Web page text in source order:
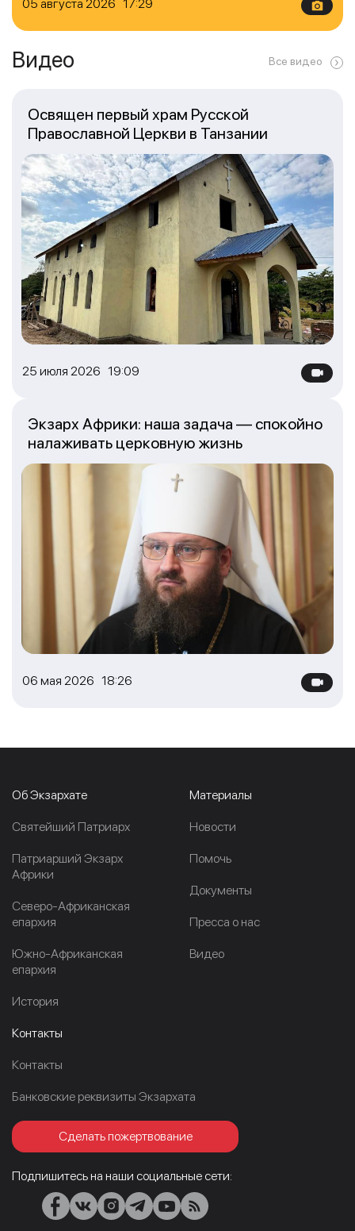
05 августа 2026 17:29
Видео Все видео
25 июля 2026 19:09
Освящен первый храм Русской
Православной Церкви в Танзании
06 мая 2026 18:26
Экзарх Африки: наша задача — спокойно
налаживать церковную жизнь
Об Экзархате
Cвятейший Патриарх
Патриарший Экзарх
Африки
Северо-Африканская
епархия
Южно-Африканская
епархия
История
Материалы
Новости
Помочь
Документы
Пресса о нас
Видео
Контакты
Контакты
Банковские реквизиты Экзархата
Сделать пожертвование
Подпишитесь на наши социальные сети: